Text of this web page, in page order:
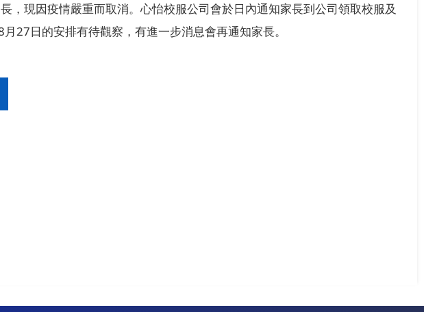
現因疫情嚴重而取消。心怡校服公司會於日內通知家長到公司領取校服及
27日的安排有待觀察，有進一步消息會再通知家長。